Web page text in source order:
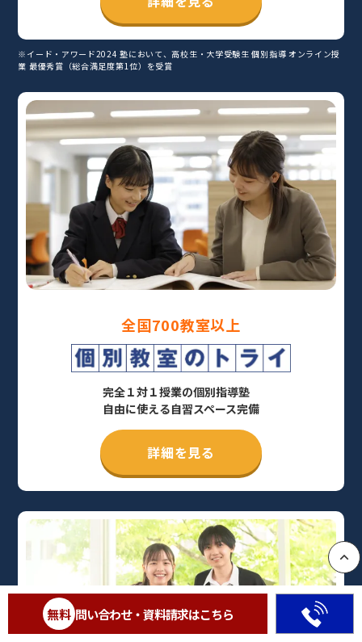
※イード・アワード2024 塾において、高校生・大学受験生 個別指導 オンライン授
業 最優秀賞（総合満足度第1位）を受賞
全国700教室以上
完全１対１授業の個別指導塾
自由に使える自習スペース完備
詳細を見る
無料 問い合わせ・資料請求はこちら